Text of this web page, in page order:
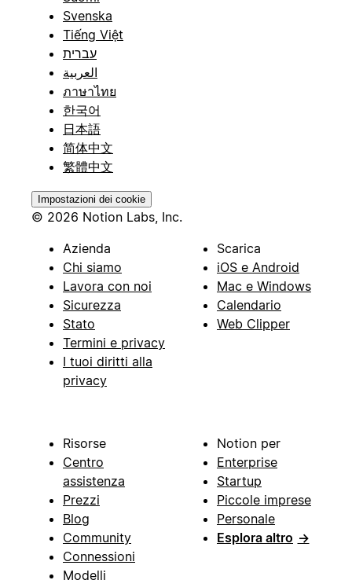
Svenska
Tiếng Việt
עברית
العربية
ภาษาไทย
한국어
日本語
简体中文
繁體中文
Impostazioni dei cookie
© 2026 Notion Labs, Inc.
Azienda
Chi siamo
Lavora con noi
Sicurezza
Stato
Termini e privacy
I tuoi diritti alla
privacy
Scarica
iOS e Android
Mac e Windows
Calendario
Web Clipper
Risorse
Centro
assistenza
Prezzi
Blog
Community
Connessioni
Modelli
Notion per
Enterprise
Startup
Piccole imprese
Personale
Esplora altro →